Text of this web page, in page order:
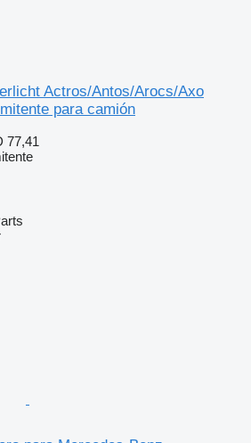
Actros/Antos/Arocs/Axo
para camión
77,41